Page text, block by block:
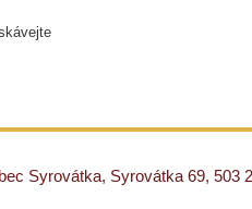
Syrovátka, Syrovátka 69, 503